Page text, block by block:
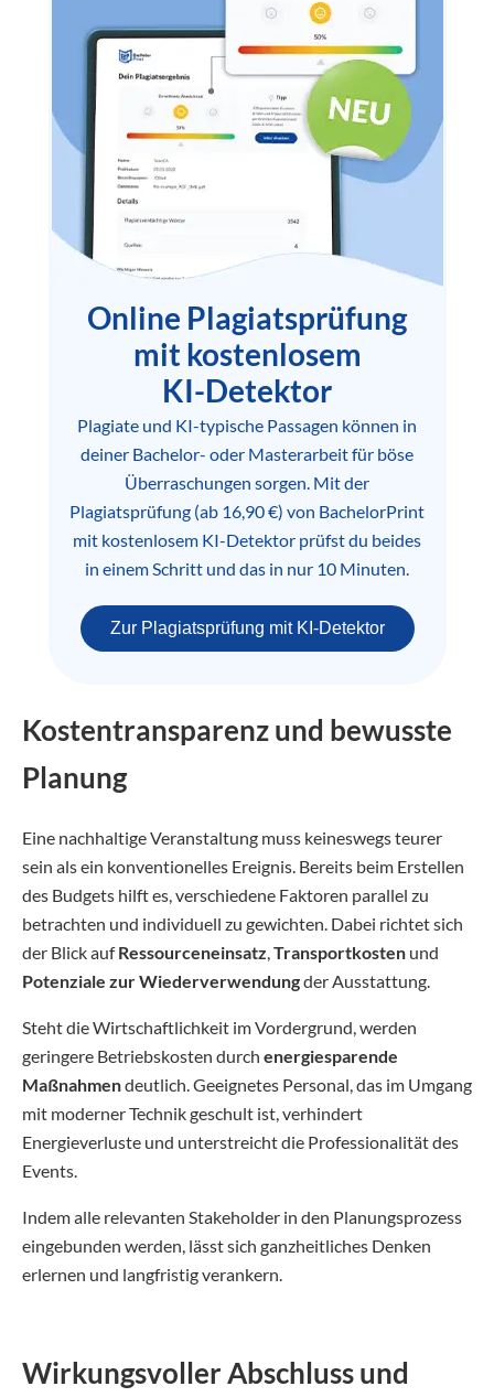
Online Plagiatsprüfung
mit kostenlosem
KI-Detektor
Plagiate und KI-typische Passagen können in
deiner Bachelor- oder Masterarbeit für böse
Überraschungen sorgen. Mit der
Plagiatsprüfung (ab 16,90 €) von BachelorPrint
mit kostenlosem KI-Detektor prüfst du beides
in einem Schritt und das in nur 10 Minuten.
Zur Plagiatsprüfung mit KI-Detektor
Kostentransparenz und bewusste
Planung
Eine nachhaltige Veranstaltung muss keineswegs teurer
sein als ein konventionelles Ereignis. Bereits beim Erstellen
des Budgets hilft es, verschiedene Faktoren parallel zu
betrachten und individuell zu gewichten. Dabei richtet sich
der Blick aufRessourceneinsatz,Transportkosten und
Potenziale zur Wiederverwendungder Ausstattung.
Steht die Wirtschaftlichkeit im Vordergrund, werden
geringere Betriebskosten durch energiesparende
Maßnahmendeutlich. Geeignetes Personal, das im Umgang
mit moderner Technik geschult ist, verhindert
Energieverluste und unterstreicht die Professionalität des
Events.
Indem alle relevanten Stakeholder in den Planungsprozess
eingebunden werden, lässt sich ganzheitliches Denken
erlernen und langfristig verankern.
Wirkungsvoller Abschluss und